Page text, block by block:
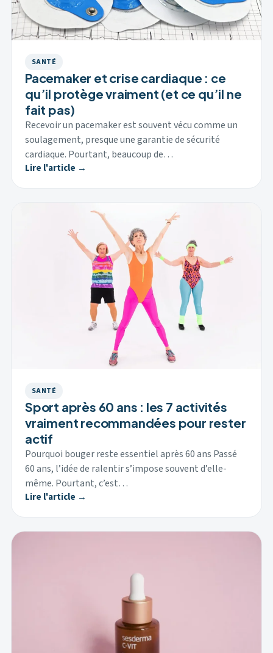
SANTÉ
Pacemaker et crise cardiaque : ce
qu’il protège vraiment (et ce qu’il ne
fait pas)
Recevoir un pacemaker est souvent vécu comme un
soulagement, presque une garantie de sécurité
cardiaque. Pourtant, beaucoup de…
Lire l'article →
SANTÉ
Sport après 60 ans : les 7 activités
vraiment recommandées pour rester
actif
Pourquoi bouger reste essentiel après 60 ans Passé
60 ans, l’idée de ralentir s’impose souvent d’elle-
même. Pourtant, c’est…
Lire l'article →